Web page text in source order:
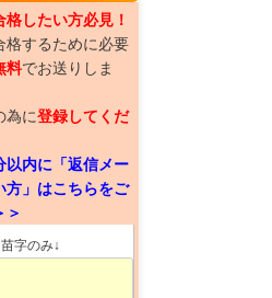
したい方必見！
格するために必要
料でお送りしま
為に登録してくだ
以内に「返信メー
方」はこちらをご
＞
苗字のみ↓